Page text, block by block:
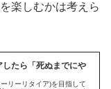
楽しむかは考えら
たら「死ぬまでにや
リーリタイア)を目指して